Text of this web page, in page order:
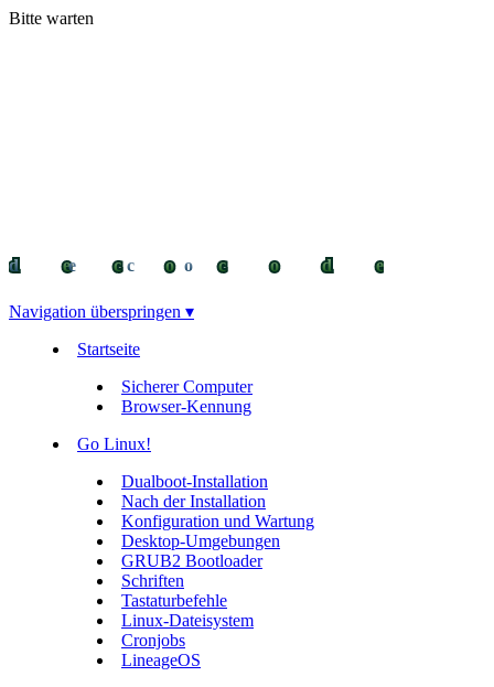
Bitte warten
decocode
decocode
deco
Navigation überspringen ▾
Startseite
Sicherer Computer
Browser-Kennung
Go Linux!
Dualboot-Installation
Nach der Installation
Konfiguration und Wartung
Desktop-Umgebungen
GRUB2 Bootloader
Schriften
Tastaturbefehle
Linux-Dateisystem
Cronjobs
LineageOS